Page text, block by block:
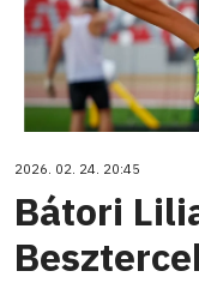
2026. 02. 24. 20:45
Bátori